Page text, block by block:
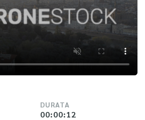
DURATA
00:00:12